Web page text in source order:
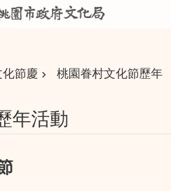
化節慶
桃園眷村文化節歷年
年活動